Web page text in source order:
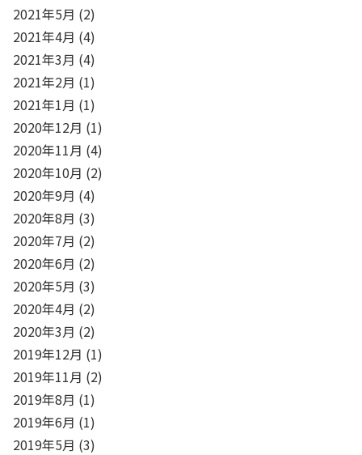
2021年5月 (2)
2021年4月 (4)
2021年3月 (4)
2021年2月 (1)
2021年1月 (1)
2020年12月 (1)
2020年11月 (4)
2020年10月 (2)
2020年9月 (4)
2020年8月 (3)
2020年7月 (2)
2020年6月 (2)
2020年5月 (3)
2020年4月 (2)
2020年3月 (2)
2019年12月 (1)
2019年11月 (2)
2019年8月 (1)
2019年6月 (1)
2019年5月 (3)